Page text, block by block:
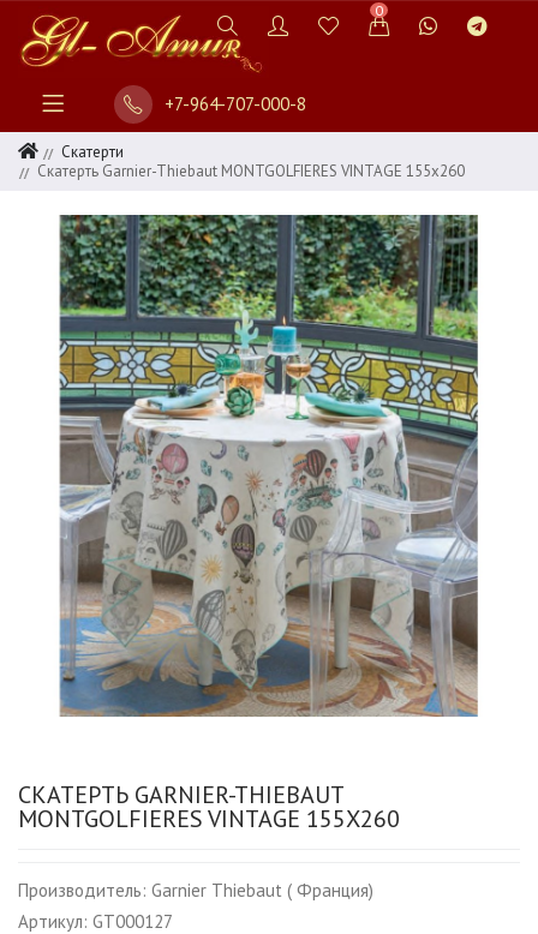
0
+7-964-707-000-8
Скатерти
Скатерть Garnier-Thiebaut MONTGOLFIERES VINTAGE 155х260
СКАТЕРТЬ GARNIER-THIEBAUT
MONTGOLFIERES VINTAGE 155Х260
Производитель: Garnier Thiebaut ( Франция)
Артикул: GT000127